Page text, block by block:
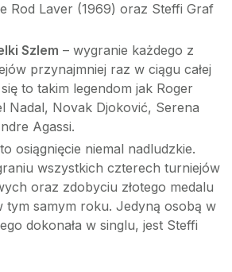
Rod Laver (1969) oraz Steffi Graf
Szlem – wygranie każdego z
przynajmniej raz w ciągu całej
to takim legendom jak Roger
Nadal, Novak Djoković, Serena
Agassi.
osiągnięcie niemal nadludzkie.
wszystkich czterech turniejów
oraz zdobyciu złotego medalu
tym samym roku. Jedyną osobą w
dokonała w singlu, jest Steffi